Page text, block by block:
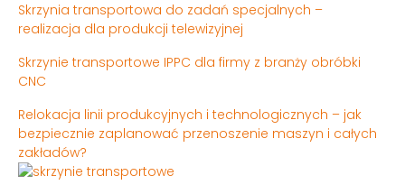
Skrzynia transportowa do zadań specjalnych –
realizacja dla produkcji telewizyjnej
Skrzynie transportowe IPPC dla firmy z branży obróbki
CNC
Relokacja linii produkcyjnych i technologicznych – jak
bezpiecznie zaplanować przenoszenie maszyn i całych
zakładów?